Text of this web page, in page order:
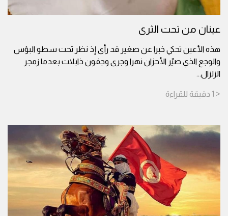
عينان من تحت الثرى
هذه الأعين تحكي خبرا عن صغير قد رأى إذ نظر تحت سطو البؤس
والوجع الذي صيّر الأحزان نهرا وجرى وجفون ذابلات بعدما زمجر
الزلزال...
< 1 دقيقة للقراءة